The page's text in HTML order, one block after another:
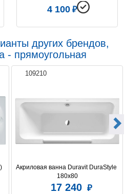
4 шт
4 100
других брендов,
прямоугольная
109210
Акриловая ванна Duravit DuraStyle
180x80
17 240